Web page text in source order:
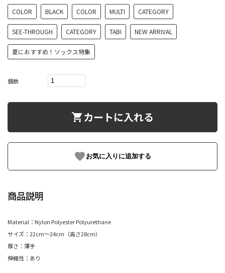
COLOR BLACK COLOR MULTI CATEGORY
SEE-THROUGH CATEGORY TABI NEW ARRIVAL
夏におすすめ！ソックス特集
個数
shopping_cart カートに入れる
favorite お気に入りに追加する
商品説明
Material：Nylon Polyester Polyurethane
サイズ：22cm～24cm（高さ28cm）
厚さ：薄手
伸縮性：あり